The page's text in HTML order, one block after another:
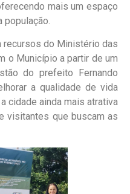
mais um espaço
população.
recursos do Ministério das
o Município a partir de um
do prefeito Fernando
a qualidade de vida
cidade ainda mais atrativa
visitantes que buscam as